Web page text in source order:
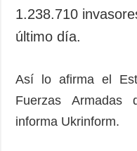
Deportes
Crimen
emergencias
ADICIONAL
Podcasts
1.238.710
último día.
Así lo afirma el
Fuerzas Armadas
informa Ukrinform.